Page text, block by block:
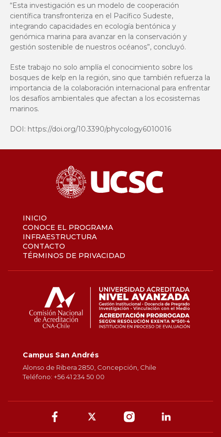
“Esta investigación es un modelo de cooperación
científica transfronteriza en el Pacífico Sudeste,
integrando capacidades en ecología bentónica y
genómica marina para avanzar en la conservación y
gestión sostenible de nuestros océanos”, concluyó.
Este trabajo no solo amplía el conocimiento sobre los
bosques de kelp en la región, sino que también refuerza la
importancia de la colaboración internacional para enfrentar
los desafíos ambientales que afectan a los ecosistemas
marinos.
DOI: https://doi.org/10.3390/phycology6010016
INICIO
CONOCE EL PROGRAMA
INFRAESTRUCTURA
CONTACTO
TÉRMINOS DE PRIVACIDAD
Campus San Andrés
Alonso de Ribera 2850, Concepción, Chile
Teléfono: +56 41 234 50 00